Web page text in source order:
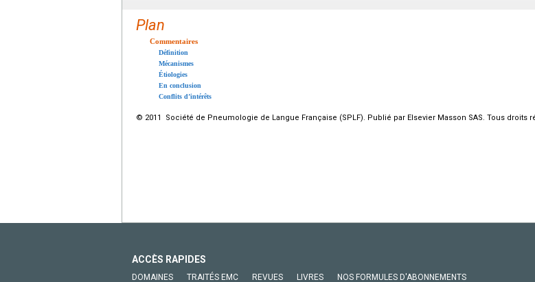
Plan
Commentaires
Définition
Mécanismes
Étiologies
En conclusion
Conflits d’intérêts
© 2011 Société de Pneumologie de Langue Française (SPLF). Publié par Elsevier Masson SAS. Tous droits
ACCÈS RAPIDES
DOMAINES TRAITÉS EMC REVUES LIVRES NOS FORMULES D'ABONNEMENTS